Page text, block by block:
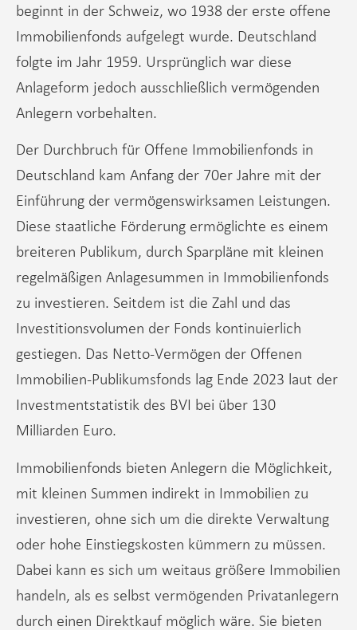
beginnt in der Schweiz, wo 1938 der erste offene
Immobilienfonds aufgelegt wurde. Deutschland
folgte im Jahr 1959. Ursprünglich war diese
Anlageform jedoch ausschließlich vermögenden
Anlegern vorbehalten.
Der Durchbruch für Offene Immobilienfonds in
Deutschland kam Anfang der 70er Jahre mit der
Einführung der vermögenswirksamen Leistungen.
Diese staatliche Förderung ermöglichte es einem
breiteren Publikum, durch Sparpläne mit kleinen
regelmäßigen Anlagesummen in Immobilienfonds
zu investieren. Seitdem ist die Zahl und das
Investitionsvolumen der Fonds kontinuierlich
gestiegen. Das Netto-Vermögen der Offenen
Immobilien-Publikumsfonds lag Ende 2023 laut der
Investmentstatistik des BVI bei über 130
Milliarden Euro.
Immobilienfonds bieten Anlegern die Möglichkeit,
mit kleinen Summen indirekt in Immobilien zu
investieren, ohne sich um die direkte Verwaltung
oder hohe Einstiegskosten kümmern zu müssen.
Dabei kann es sich um weitaus größere Immobilien
handeln, als es selbst vermögenden Privatanlegern
durch einen Direktkauf möglich wäre. Sie bieten